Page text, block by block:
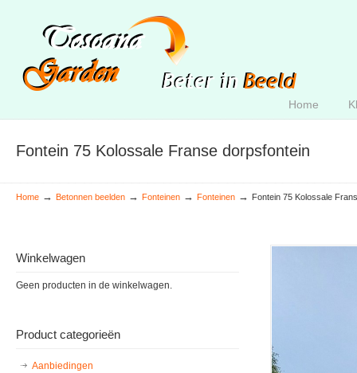
Home
Fontein 75 Kolossale Franse dorpsfontein
Home → Betonnen beelden → Fonteinen → Fonteinen → Fontein 75 Kolossale
Winkelwagen
Geen producten in de winkelwagen.
Product categorieën
Aanbiedingen